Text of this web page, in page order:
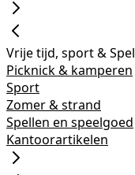
Vrije tijd, sport & Spel
Picknick & kamperen
Sport
Zomer & strand
Spellen en speelgoed
Kantoorartikelen